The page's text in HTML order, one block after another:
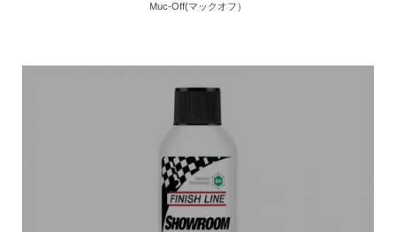
Muc-Off(マックオフ）